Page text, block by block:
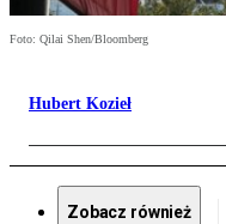
Foto: Qilai Shen/Bloomberg
Hubert Kozieł
Zobacz również